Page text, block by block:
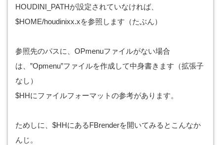
HOUDINI_PATHが設定されていなければ、
$HOME/houdinixx.xを参照します（たぶん）
参照先のパスに、OPmenuファイルがない場合
は、”Opmenu”ファイルを作成して中身書きます（拡張子
なし）
$HHにファイルフォーマットの参考があります。
ためしに、$HHにあるFBrenderを開いてみるとこんなか
んじ。